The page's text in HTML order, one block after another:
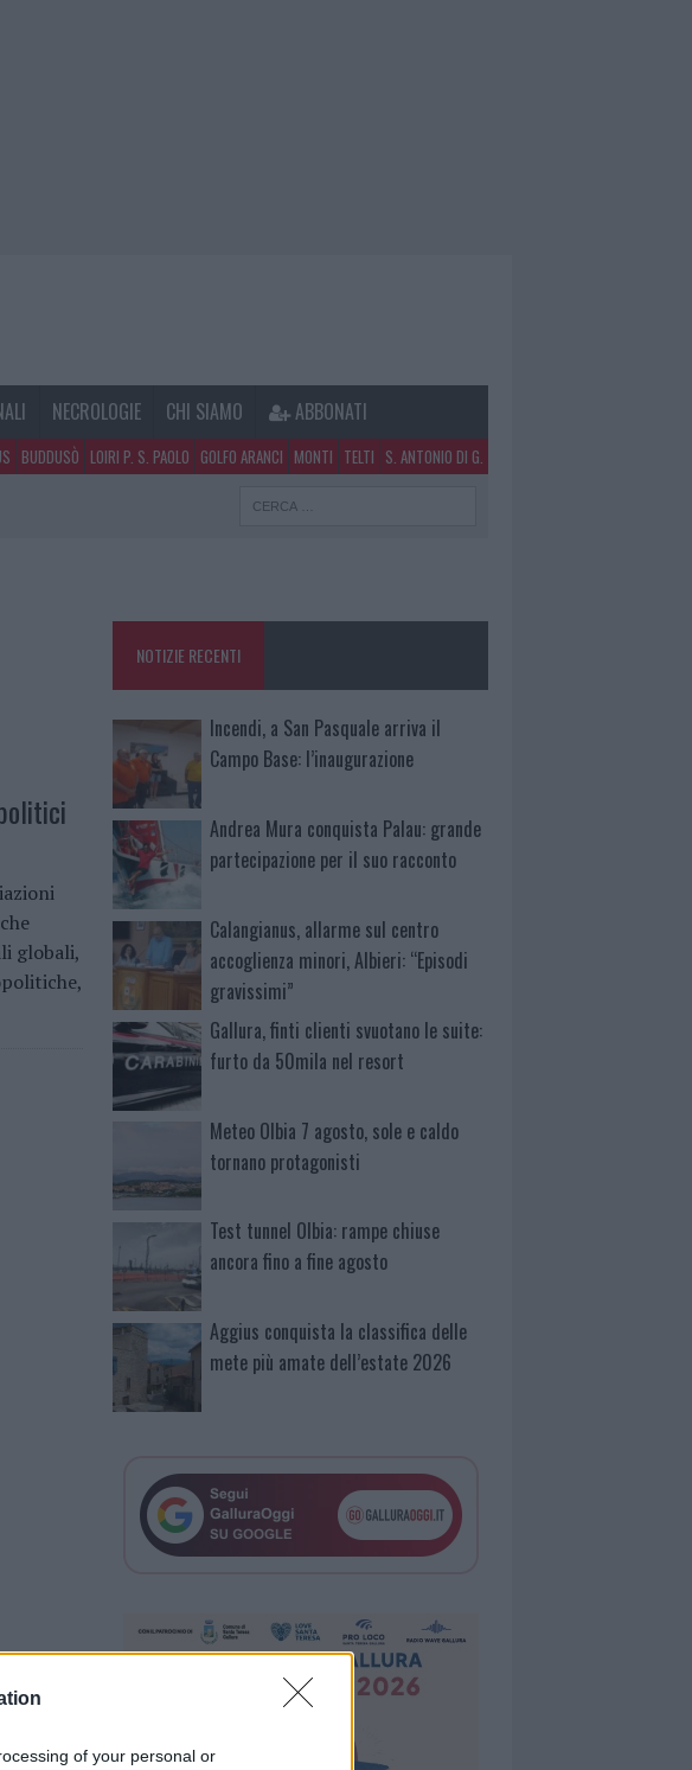
of your personal or
NECROLOGIE CHI SIAMO ABBONATI
BUDDUSÒ LOIRI P. S. PAOLO GOLFO ARANCI MONTI TELTI S. ANTONIO DI G.
globali,
NOTIZIE RECENTI
Incendi, a San Pasquale arriva il
Campo Base: l’inaugurazione
Andrea Mura conquista Palau: grande
partecipazione per il suo racconto
Calangianus, allarme sul centro
accoglienza minori, Albieri: “Episodi
gravissimi”
Gallura, finti clienti svuotano le suite:
furto da 50mila nel resort
Meteo Olbia 7 agosto, sole e caldo
tornano protagonisti
Test tunnel Olbia: rampe chiuse
ancora fino a fine agosto
Aggius conquista la classifica delle
mete più amate dell’estate 2026